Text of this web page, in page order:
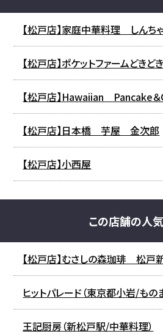
【松戸店】家庭中華料理 しんち
【松戸店】ポケットファームどき
【松戸店】Hawaiian Pancake
【松戸店】日本橋 芋屋 金次郎
【松戸店】小西屋
この店舗の人
【松戸店】むさしの森珈琲 松戸
ヒットパレード（東京都小岩/もの
王記厨房（新松戸駅/中華料理）